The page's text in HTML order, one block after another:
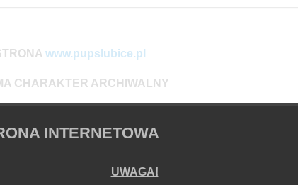
www.pupslubice.pl
CHARAKTER ARCHIWALNY
INTERNETOWA
UWAGA!